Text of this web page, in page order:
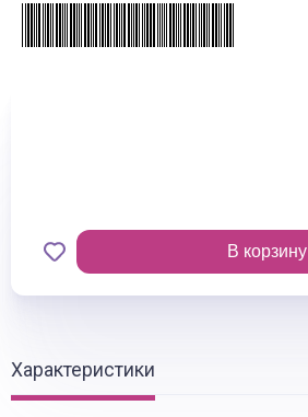
В корзину
Характеристики